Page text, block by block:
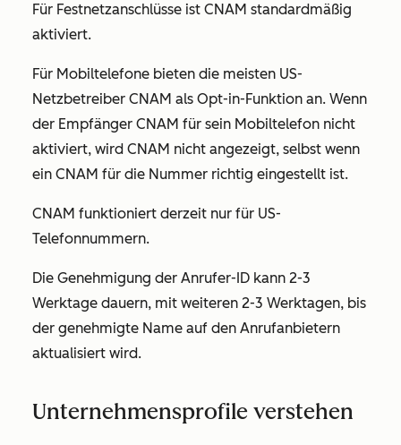
Für Festnetzanschlüsse ist CNAM standardmäßig
aktiviert.
Für Mobiltelefone bieten die meisten US-
Netzbetreiber CNAM als Opt-in-Funktion an. Wenn
der Empfänger CNAM für sein Mobiltelefon nicht
aktiviert, wird CNAM nicht angezeigt, selbst wenn
ein CNAM für die Nummer richtig eingestellt ist.
CNAM funktioniert derzeit nur für US-
Telefonnummern.
Die Genehmigung der Anrufer-ID kann 2-3
Werktage dauern, mit weiteren 2-3 Werktagen, bis
der genehmigte Name auf den Anrufanbietern
aktualisiert wird.
Unternehmensprofile verstehen